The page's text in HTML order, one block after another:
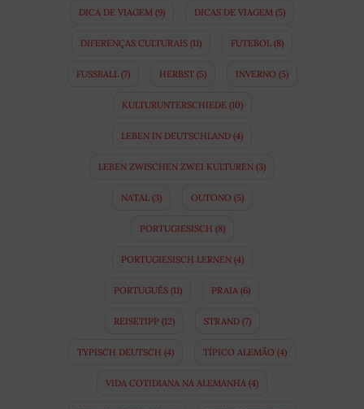
DICA DE VIAGEM (9) DICAS DE VIAGEM (5)
DIFERENÇAS CULTURAIS (11) FUTEBOL (8)
FUSSBALL (7) HERBST(5) INVERNO (5)
KULTURUNTERSCHIEDE(10)
LEBEN IN DEUTSCHLAND (4)
LEBEN ZWISCHEN ZWEI KULTUREN (3)
NATAL(3) OUTONO (5)
PORTUGIESISCH (8)
PORTUGIESISCH LERNEN(4)
PORTUGUÊS (11) PRAIA (6)
REISETIPP(12) STRAND(7)
TYPISCH DEUTSCH (4) TÍPICO ALEMÃO (4)
VIDA COTIDIANA NA ALEMANHA (4)